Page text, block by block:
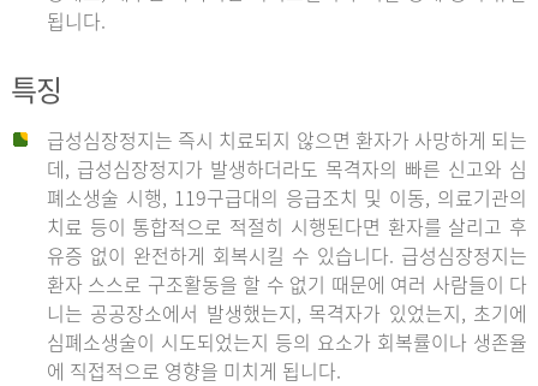
됩니다.
특징
급성심장정지는 즉시 치료되지 않으면 환자가 사망하게 되는
데, 급성심장정지가 발생하더라도 목격자의 빠른 신고와 심
폐소생술 시행, 119구급대의 응급조치 및 이동, 의료기관의
치료 등이 통합적으로 적절히 시행된다면 환자를 살리고 후
유증 없이 완전하게 회복시킬 수 있습니다. 급성심장정지는
환자 스스로 구조활동을 할 수 없기 때문에 여러 사람들이 다
니는 공공장소에서 발생했는지, 목격자가 있었는지, 초기에
심폐소생술이 시도되었는지 등의 요소가 회복률이나 생존율
에 직접적으로 영향을 미치게 됩니다.